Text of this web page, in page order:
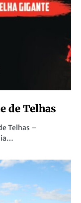
de Telhas
Telhas –